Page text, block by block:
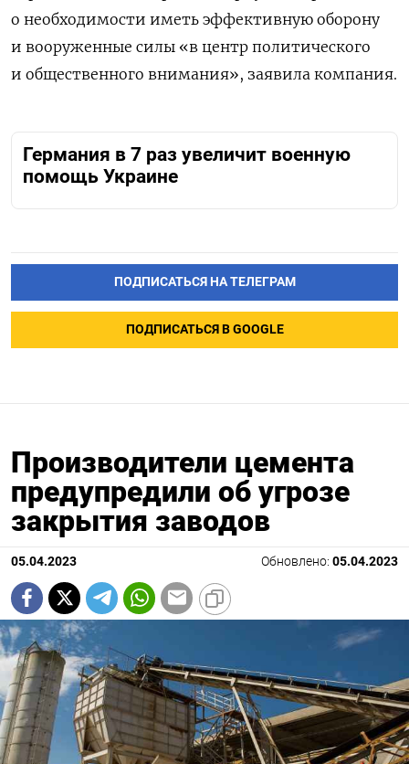
о необходимости иметь эффективную оборону
и вооруженные силы «в центр политического
и общественного внимания», заявила компания.
Германия в 7 раз увеличит военную
помощь Украине
ПОДПИСАТЬСЯ НА ТЕЛЕГРАМ
ПОДПИСАТЬСЯ В GOOGLE
Производители цемента
предупредили об угрозе
закрытия заводов
05.04.2023 Обновлено: 05.04.2023